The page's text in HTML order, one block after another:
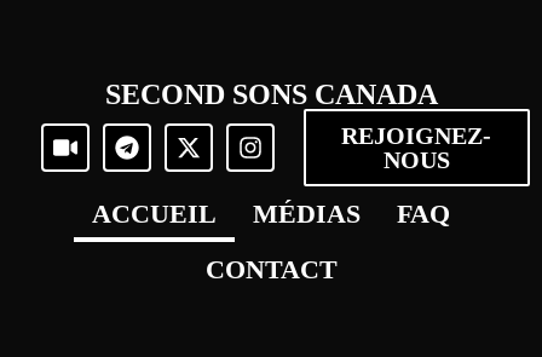
SECOND SONS CANADA
REJOIGNEZ-
NOUS
ACCUEIL MÉDIAS
FAQ
CONTACT